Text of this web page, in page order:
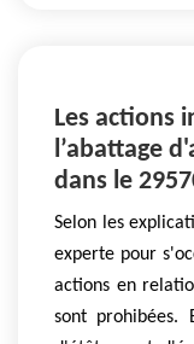
Les actions
l’abattage
dans le
Selon les
experte pour
actions en
sont